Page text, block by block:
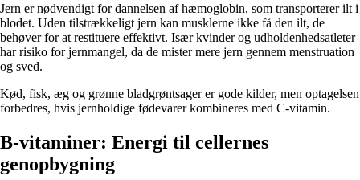
Jern er nødvendigt for dannelsen af hæmoglobin, som transporterer ilt i
blodet. Uden tilstrækkeligt jern kan musklerne ikke få den ilt, de
behøver for at restituere effektivt. Især kvinder og udholdenhedsatleter
har risiko for jernmangel, da de mister mere jern gennem menstruation
og sved.
Kød, fisk, æg og grønne bladgrøntsager er gode kilder, men optagelsen
forbedres, hvis jernholdige fødevarer kombineres med C-vitamin.
B-vitaminer: Energi til cellernes
genopbygning